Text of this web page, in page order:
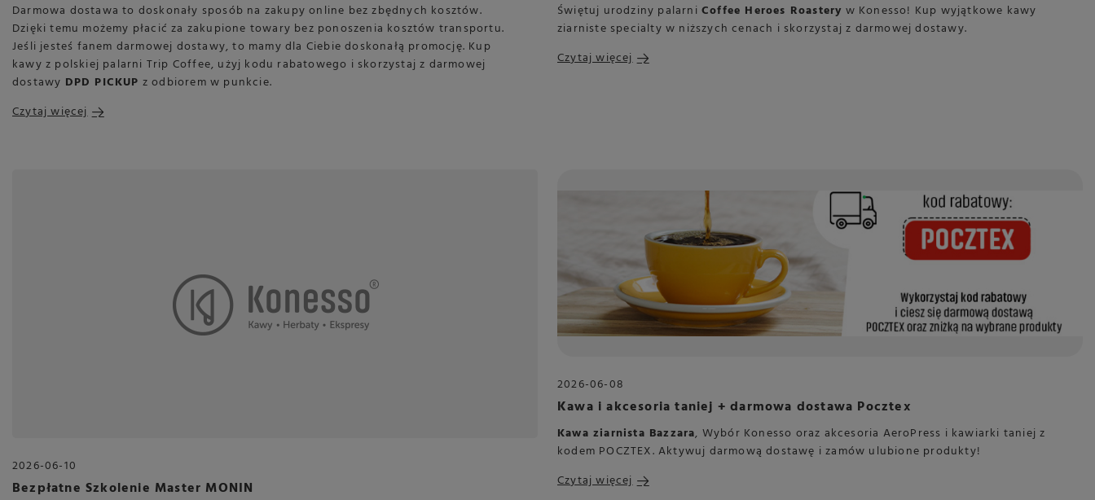
Darmowa dostawa to doskonały sposób na zakupy online bez zbędnych kosztów.
Dzięki temu możemy płacić za zakupione towary bez ponoszenia kosztów transportu.
Jeśli jesteś fanem darmowej dostawy, to mamy dla Ciebie doskonałą promocję. Kup
kawy z polskiej palarni Trip Coffee, użyj kodu rabatowego i skorzystaj z darmowej
dostawy DPD PICKUP z odbiorem w punkcie.
Czytaj więcej
Świętuj urodziny palarni Coffee Heroes Roastery w Konesso! Kup wyjątkowe kawy
ziarniste specialty w niższych cenach i skorzystaj z darmowej dostawy.
Czytaj więcej
2026-06-10
Bezpłatne Szkolenie Master MONIN
2026-06-08
Kawa i akcesoria taniej + darmowa dostawa Pocztex
Kawa ziarnista Bazzara, Wybór Konesso oraz akcesoria AeroPress i kawiarki taniej z
kodem POCZTEX. Aktywuj darmową dostawę i zamów ulubione produkty!
Czytaj więcej